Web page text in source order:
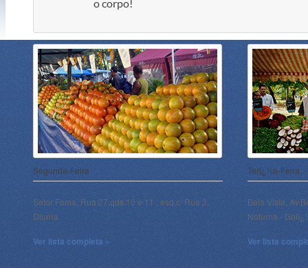
o corpo!
Segunda-Feira
Setor Fama, Rua 27,qds.10 e 11 , esq.c/ Rua 3,
Diurna
Ver lista completa »
Terï¿½a-Feira
Bela Vista,
Noturna -
Ver lista